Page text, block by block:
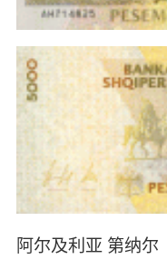
阿尔及利亚 第纳尔